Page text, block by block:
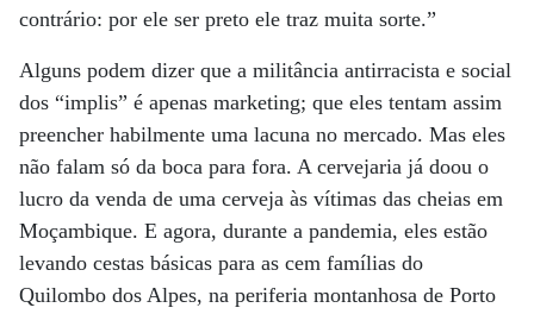
contrário: por ele ser preto ele traz muita sorte.”
Alguns podem dizer que a militância antirracista e social
dos “implis” é apenas marketing; que eles tentam assim
preencher habilmente uma lacuna no mercado. Mas eles
não falam só da boca para fora. A cervejaria já doou o
lucro da venda de uma cerveja às vítimas das cheias em
Moçambique. E agora, durante a pandemia, eles estão
levando cestas básicas para as cem famílias do
Quilombo dos Alpes, na periferia montanhosa de Porto